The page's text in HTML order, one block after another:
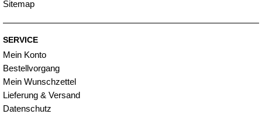
Sitemap
SERVICE
Mein Konto
Bestellvorgang
Mein Wunschzettel
Lieferung & Versand
Datenschutz